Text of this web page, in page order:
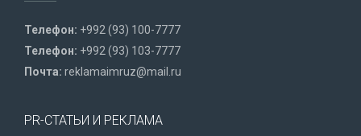
Телефон: +992 (93) 100-7777
Телефон: +992 (93) 103-7777
Почта: reklamaimruz@mail.ru
PR-СТАТЬИ И РЕКЛАМА